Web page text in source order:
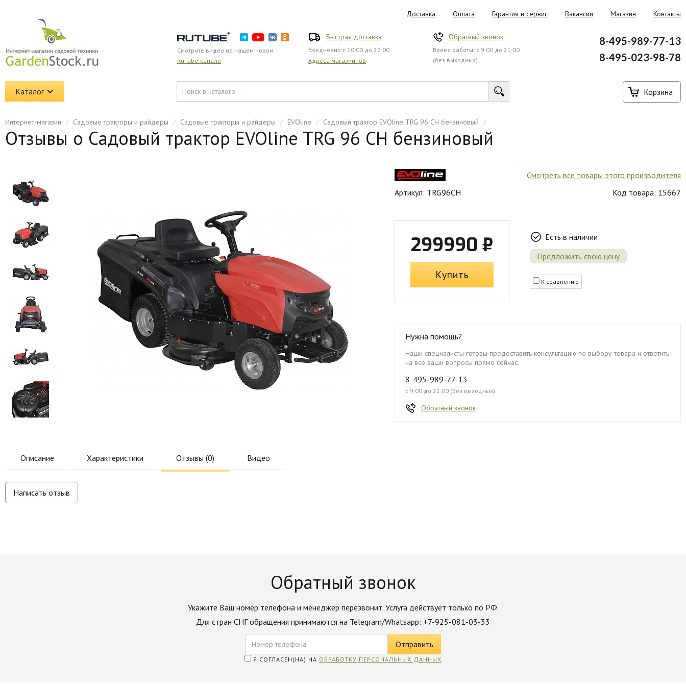
Доставка Оплата Гарантия и сервис Вакансии Магазин Контакты
Смотрите видео на нашем новом
RuTube-канале
Быстрая доставка
Ежедневно с 10:00 до 22:00
Адреса магазиинов
Обратный звонок
Время работы: с 9:00 до 21:00
(без выходных)
8-495-989-77-13
8-495-023-98-78
Каталог Корзина
Интернет-магазин / Садовые тракторы и райдеры / Садовые тракторы и райдеры / EVOline / Садовый трактор EVOline TRG 96 CH бензиновый /
Отзывы о Садовый трактор EVOline TRG 96 CH бензиновый
Смотреть все товары этого производителя
Артикул: TRG96CH
Код товара: 15667
299990 ₽
Купить
Есть в наличии
Предложить свою цену
К сравнению
Нужна помощь?
Наши специалисты готовы предоставить консультацию по выбору товара и ответить
на все ваши вопросы прямо сейчас.
8-495-989-77-13
с 9:00 до 21:00 (без выходных)
Обратный звонок
Описание Характеристики Отзывы (0) Видео
Написать отзыв
Обратный звонок
Укажите Ваш номер телефона и менеджер перезвонит. Услуга действует только по РФ.
Для стран СНГ обращения принимаются на Telegram/Whatsapp: +7-925-081-03-33
Я СОГЛАСЕН(НА) НА ОБРАБОТКУ ПЕРСОНАЛЬНЫХ ДАННЫХ